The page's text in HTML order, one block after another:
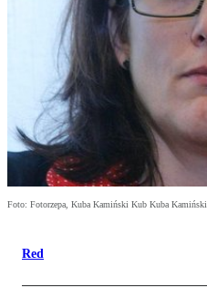
Foto: Fotorzepa, Kuba Kamiński Kub Kuba Kamiński
Red